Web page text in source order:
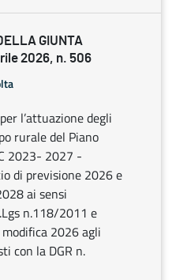
GIUNTA
2026, n. 506
l’attuazione degli
rurale del Piano
2023- 2027 -
di previsione 2026 e
ai sensi
n.118/2011 e
2026 agli
con la DGR n.